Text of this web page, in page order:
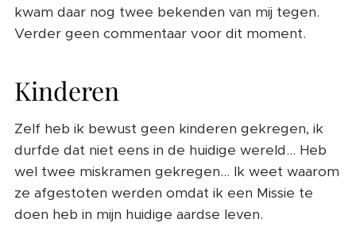
kwam daar nog twee bekenden van mij tegen.
Verder geen commentaar voor dit moment.
Kinderen
Zelf heb ik bewust geen kinderen gekregen, ik
durfde dat niet eens in de huidige wereld... Heb
wel twee miskramen gekregen... Ik weet waarom
ze afgestoten werden omdat ik een Missie te
doen heb in mijn huidige aardse leven.